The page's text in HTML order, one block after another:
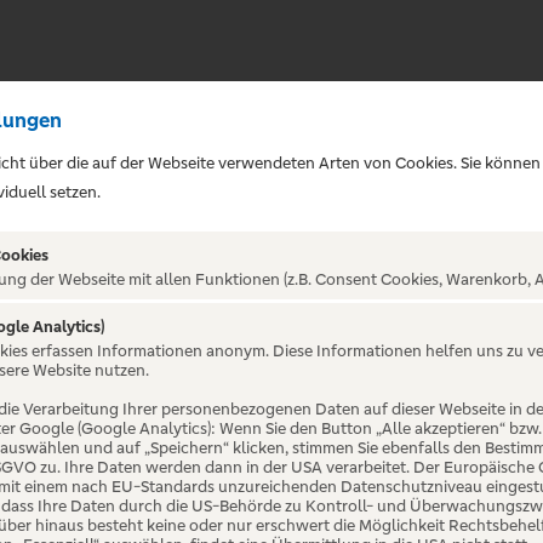
NICHT
über die auf der Webseite verwendeten Arten von Cookies. Sie
setzen.
der Webseite mit allen Funktionen (z.B. Consent Cookies, Warenkorb,
Analytics)
erfassen Informationen anonym. Diese Informationen helfen uns zu
Website nutzen.
Verarbeitung Ihrer personenbezogenen Daten auf dieser Webseite in
Google (Google Analytics): Wenn Sie den Button „Alle akzeptieren“
und auf „Speichern“ klicken, stimmen Sie ebenfalls den
zu. Ihre Daten werden dann in der USA verarbeitet. Der
einem nach EU-Standards unzureichenden Datenschutzniveau
Ihre Daten durch die US-Behörde zu Kontroll- und
hinaus besteht keine oder nur erschwert die Möglichkeit